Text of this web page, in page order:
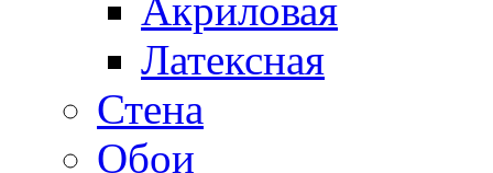
Акриловая
Латексная
Стена
Обои